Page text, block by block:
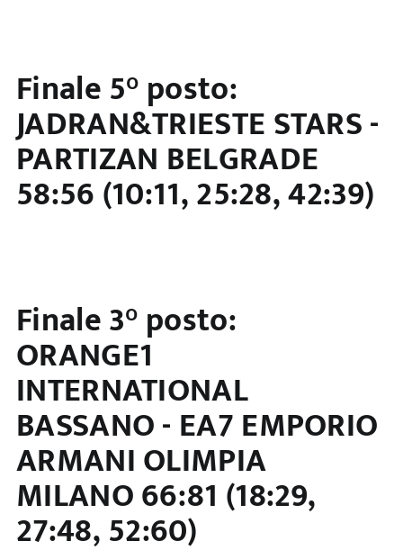
Finale 5° posto:
JADRAN&TRIESTE STARS -
PARTIZAN BELGRADE
58:56 (10:11, 25:28, 42:39)
Finale 3° posto:
ORANGE1
INTERNATIONAL
BASSANO - EA7 EMPORIO
ARMANI OLIMPIA
MILANO 66:81 (18:29,
27:48, 52:60)